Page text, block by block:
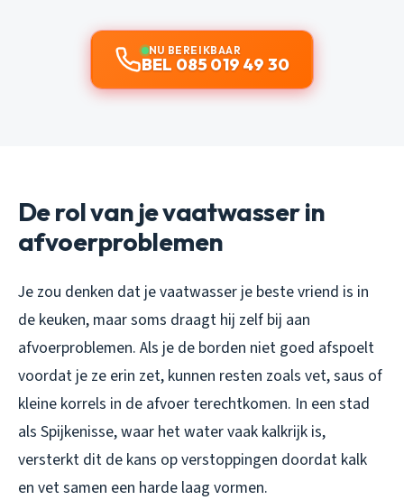
NU BEREIKBAAR
BEL 085 019 49 30
De rol van je vaatwasser in
afvoerproblemen
Je zou denken dat je vaatwasser je beste vriend is in
de keuken, maar soms draagt hij zelf bij aan
afvoerproblemen. Als je de borden niet goed afspoelt
voordat je ze erin zet, kunnen resten zoals vet, saus of
kleine korrels in de afvoer terechtkomen. In een stad
als Spijkenisse, waar het water vaak kalkrijk is,
versterkt dit de kans op verstoppingen doordat kalk
en vet samen een harde laag vormen.